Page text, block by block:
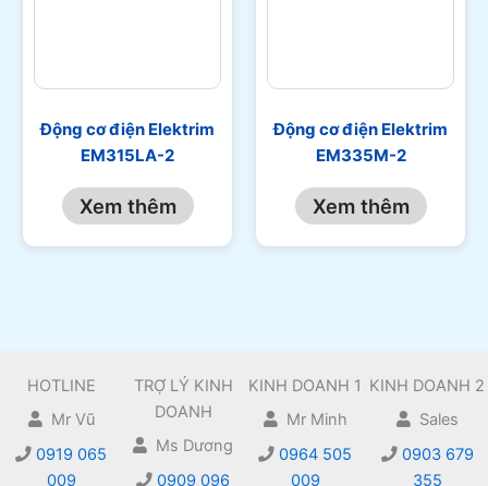
Động cơ điện Elektrim
EM315LA-2
Xem thêm
Động cơ điện Elektrim
EM335M-2
Xem thêm
HOTLINE
Mr Vũ
0919 065
009
TRỢ LÝ KINH
DOANH
Ms Dương
0909 096
KINH DOANH 1
Mr Minh
0964 505
009
KINH DOANH 2
Sales
0903 679
355